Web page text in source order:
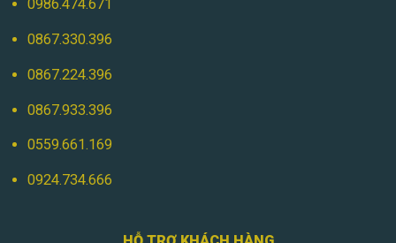
0986.474.671
0867.330.396
0867.224.396
0867.933.396
0559.661.169
0924.734.666